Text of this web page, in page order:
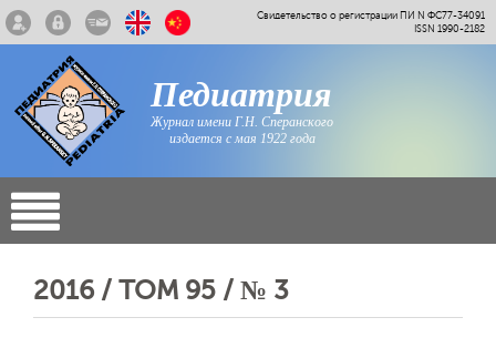
Свидетельство о регистрации ПИ N ФС77-34091
ISSN 1990-2182
Педиатрия
Журнал имени Г.Н. Сперанского
издается с мая 1922 года
2016 / ТОМ 95 / № 3